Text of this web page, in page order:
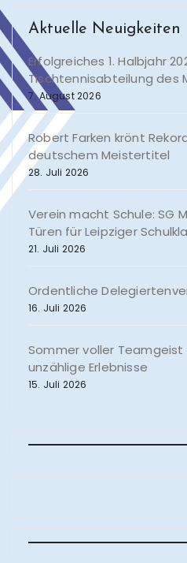
Aktuelle Neuigkeiten
Erfolgreiches 1. Halbjahr
Tischtennisabteilung des
7. August 2026
Robert Farken krönt
deutschem Meistertitel
28. Juli 2026
Verein macht Schule: SG
Türen für Leipziger
21. Juli 2026
Ordentliche
16. Juli 2026
Sommer voller Teamgeist
unzählige Erlebnisse
15. Juli 2026